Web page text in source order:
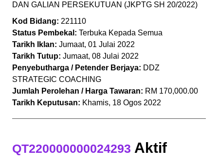
DAN GALIAN PERSEKUTUAN (JKPTG SH 20/2022)
Kod Bidang: 221110
Status Pembekal: Terbuka Kepada Semua
Tarikh Iklan: Jumaat, 01 Julai 2022
Tarikh Tutup: Jumaat, 08 Julai 2022
Penyebutharga / Petender Berjaya: DDZ
STRATEGIC COACHING
Jumlah Perolehan / Harga Tawaran: RM 170,000.00
Tarikh Keputusan: Khamis, 18 Ogos 2022
QT220000000024293 Aktif